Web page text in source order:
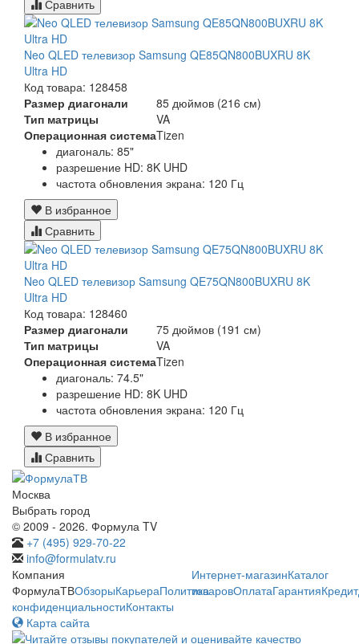
Сравнить
Neo QLED телевизор Samsung QE85QN800BUXRU 8K
Ultra HD
Код товара: 128458
Размер диагонали
85 дюймов (216 см)
Тип матрицы
VA
Операционная системаTizen
диагональ: 85"
разрешение HD: 8K UHD
частота обновления экрана: 120 Гц
В избранное
Сравнить
Neo QLED телевизор Samsung QE75QN800BUXRU 8K
Ultra HD
Код товара: 128460
Размер диагонали
75 дюймов (191 см)
Тип матрицы
VA
Операционная системаTizen
диагональ: 74.5"
разрешение HD: 8K UHD
частота обновления экрана: 120 Гц
В избранное
Сравнить
Москва
Выбрать город
© 2009 - 2026. Формула TV
+7 (495) 929-70-22
info@formulatv.ru
Компания
ФормулаТВОбзорыКарьераПолитика
конфиденциальностиКонтакты
Интернет-магазинКаталог
товаровОплатаГарантияКредит
Карта сайта